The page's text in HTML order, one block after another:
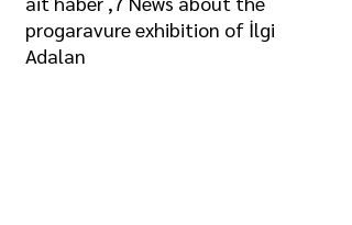
progaravure exhibition of İlgi
Adalan